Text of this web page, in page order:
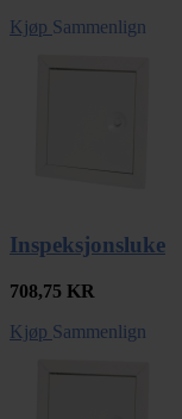
Kjøp Sammenlign
Inspeksjonsluke
708,75 KR
Kjøp Sammenlign